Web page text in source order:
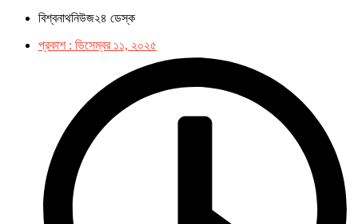
বিশ্বনাথনিউজ২৪ ডেস্ক
প্রকাশ : ডিসেম্বর ১১, ২০২৫